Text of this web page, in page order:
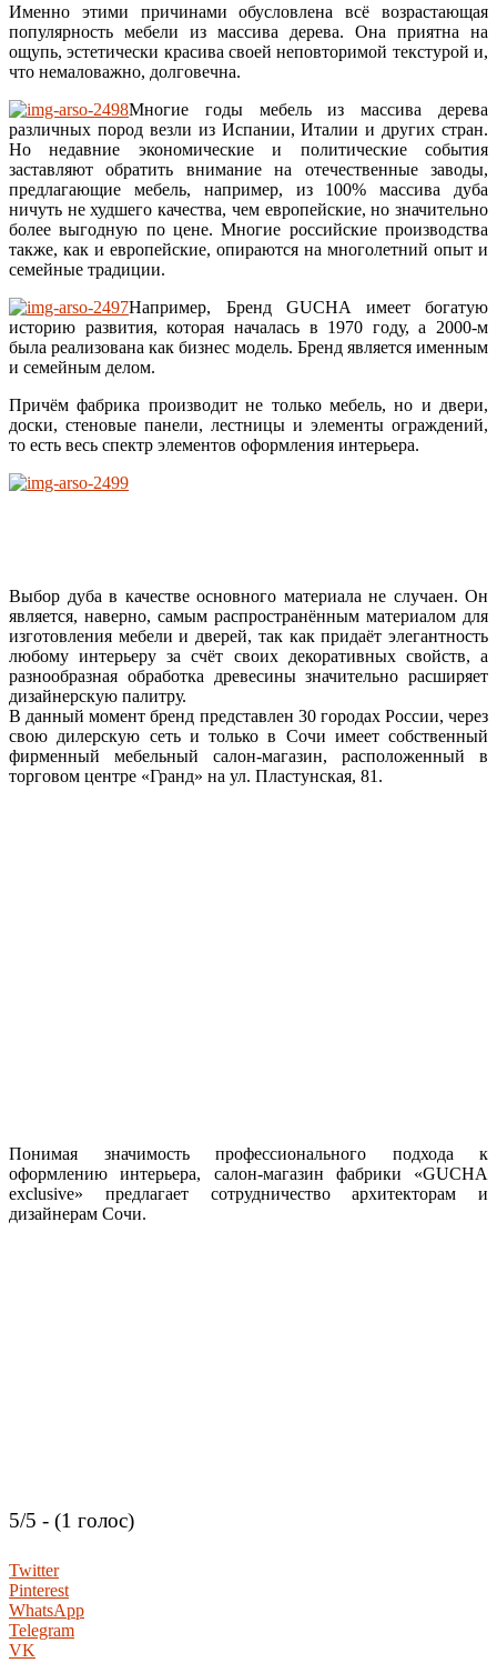
Именно этими причинами обусловлена всё возрастающая
популярность мебели из массива дерева. Она приятна на
ощупь, эстетически красива своей неповторимой текстурой и,
что немаловажно, долговечна.
Многие годы мебель из массива дерева
различных пород везли из Испании, Италии и других стран.
Но недавние экономические и политические события
заставляют обратить внимание на отечественные заводы,
предлагающие мебель, например, из 100% массива дуба
ничуть не худшего качества, чем европейские, но значительно
более выгодную по цене. Многие российские производства
также, как и европейские, опираются на многолетний опыт и
семейные традиции.
Например, Бренд GUCHA имеет богатую
историю развития, которая началась в 1970 году, а 2000-м
была реализована как бизнес модель. Бренд является именным
и семейным делом.
Причём фабрика производит не только мебель, но и двери,
доски, стеновые панели, лестницы и элементы ограждений,
то есть весь спектр элементов оформления интерьера.
Выбор дуба в качестве основного материала не случаен. Он
является, наверно, самым распространённым материалом для
изготовления мебели и дверей, так как придаёт элегантность
любому интерьеру за счёт своих декоративных свойств, а
разнообразная обработка древесины значительно расширяет
дизайнерскую палитру.
В данный момент бренд представлен 30 городах России, через
свою дилерскую сеть и только в Сочи имеет собственный
фирменный мебельный салон-магазин, расположенный в
торговом центре «Гранд» на ул. Пластунская, 81.
Понимая значимость профессионального подхода к
оформлению интерьера, салон-магазин фабрики «GUCHA
exclusive» предлагает сотрудничество архитекторам и
дизайнерам Сочи.
5/5 - (1 голос)
Twitter
Pinterest
WhatsApp
Telegram
VK